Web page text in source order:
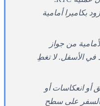
بكاميرا أمامية
من جواز
في الأسفل. لا تغطِ
أو انعكاسات أو
السفر على سطح